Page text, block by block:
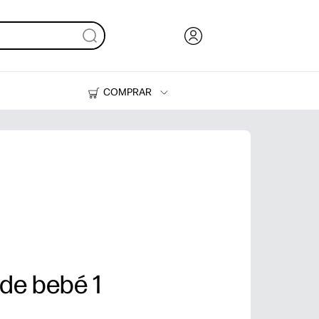
COMPRAR
Tinteiros e Toner
bebé 1